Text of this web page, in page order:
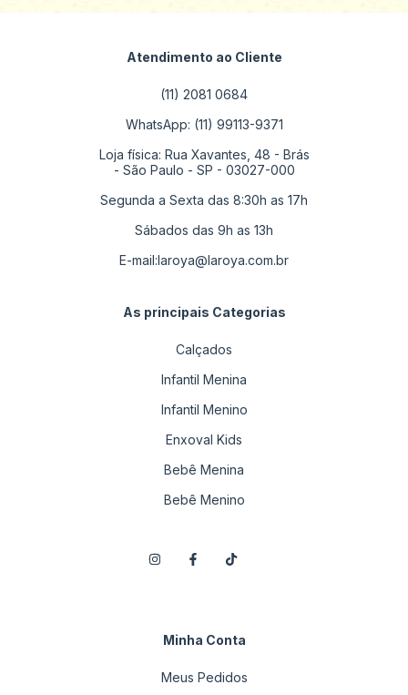
Atendimento ao Cliente
(11) 2081 0684
WhatsApp: (11) 99113-9371
Loja física: Rua Xavantes, 48 - Brás
- São Paulo - SP - 03027-000
Segunda a Sexta das 8:30h as 17h
Sábados das 9h as 13h
E-mail:laroya@laroya.com.br
As principais Categorias
Calçados
Infantil Menina
Infantil Menino
Enxoval Kids
Bebê Menina
Bebê Menino
Minha Conta
Meus Pedidos